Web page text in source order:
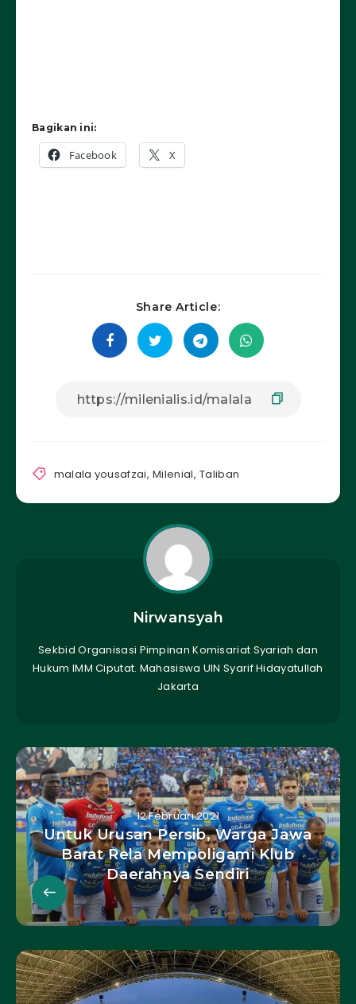
Bagikan ini:
Facebook X
Share Article:
malala yousafzai,Milenial,Taliban
Nirwansyah
Sekbid Organisasi Pimpinan Komisariat Syariah dan
Hukum IMM Ciputat. Mahasiswa UIN Syarif Hidayatullah
Jakarta
12 Februari 2021
Untuk Urusan Persib, Warga Jawa
Barat Rela Mempoligami Klub
Daerahnya Sendiri